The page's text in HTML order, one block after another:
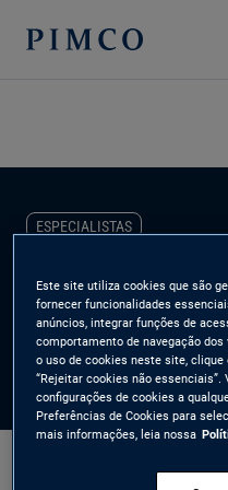
ESPECIALISTAS
Ivan
Account Manager
Este site utiliza cookies que são
fornecer funcionalidades
anúncios, integrar funções de
comportamento de navegação
o uso de cookies neste site, clique
“Rejeitar cookies não
configurações de cookies a
Preferências de Cookies para
mais informações, leia nossa